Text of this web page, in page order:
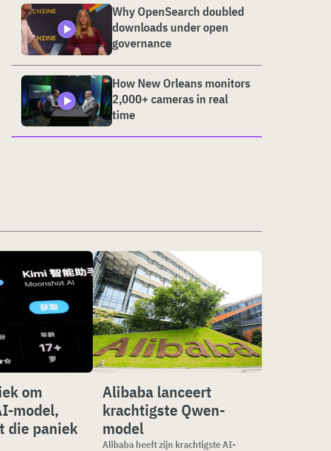
Why OpenSearch doubled
downloads under open
governance
How New Orleans monitors
2,000+ cameras in real
time
om
model,
die paniek
Alibaba lanceert
krachtigste Qwen-
model
Alibaba heeft zijn krachtigste AI-